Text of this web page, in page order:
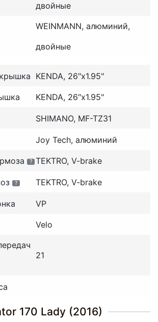
двойные
WEINMANN, алюминий,
двойные
KENDA, 26"x1.95"
KENDA, 26"x1.95"
SHIMANO, MF-TZ31
Joy Tech, алюминий
? TEKTRO, V-brake
? TEKTRO, V-brake
VP
Velo
21
170 Lady (2016)